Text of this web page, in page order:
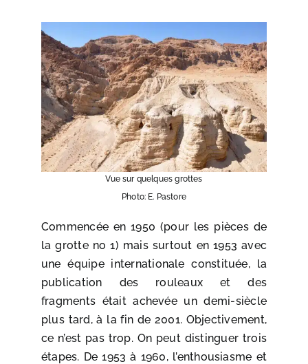
Vue sur quelques grottes
Photo: E. Pastore
Commencée en 1950 (pour les pièces de
la grotte no 1) mais surtout en 1953 avec
une équipe internationale constituée, la
publication des rouleaux et des
fragments était achevée un demi-siècle
plus tard, à la fin de 2001. Objectivement,
ce n’est pas trop. On peut distinguer trois
étapes. De 1953 à 1960, l’enthousiasme et